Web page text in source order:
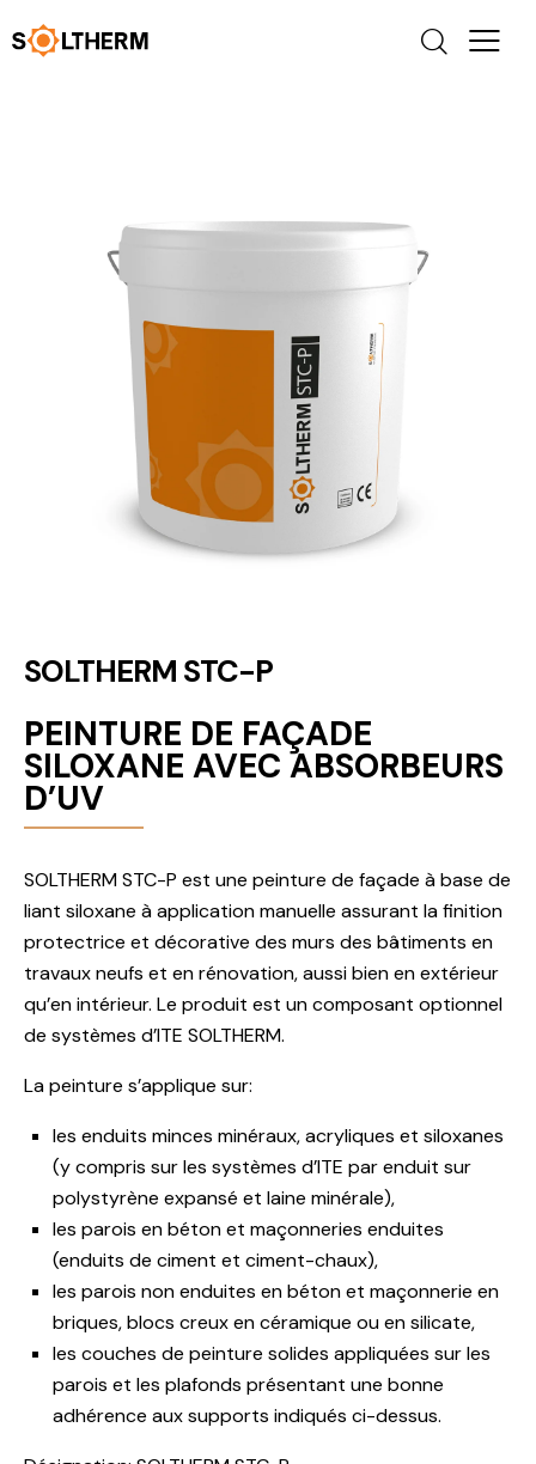
SOLTHERM STC-P
PEINTURE DE FAÇADE
SILOXANE AVEC ABSORBEURS
D’UV
SOLTHERM STC-P est une peinture de façade à base de
liant siloxane à application manuelle assurant la finition
protectrice et décorative des murs des bâtiments en
travaux neufs et en rénovation, aussi bien en extérieur
qu’en intérieur. Le produit est un composant optionnel
de systèmes d’ITE SOLTHERM.
La peinture s’applique sur:
les enduits minces minéraux, acryliques et siloxanes
(y compris sur les systèmes d’ITE par enduit sur
polystyrène expansé et laine minérale),
les parois en béton et maçonneries enduites
(enduits de ciment et ciment-chaux),
les parois non enduites en béton et maçonnerie en
briques, blocs creux en céramique ou en silicate,
les couches de peinture solides appliquées sur les
parois et les plafonds présentant une bonne
adhérence aux supports indiqués ci-dessus.